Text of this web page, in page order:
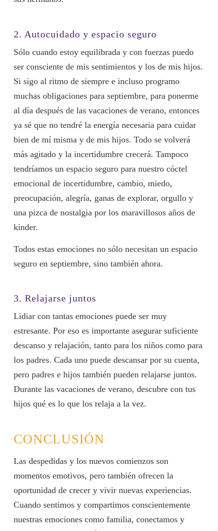
2. Autocuidado y espacio seguro
Sólo cuando estoy equilibrada y con fuerzas puedo
ser consciente de mis sentimientos y los de mis hijos.
Si sigo al ritmo de siempre e incluso programo
muchas obligaciones para septiembre, para ponerme
al día después de las vacaciones de verano, entonces
ya sé que no tendré la energía necesaria para cuidar
bien de mí misma y de mis hijos. Todo se volverá
más agitado y la incertidumbre crecerá. Tampoco
tendríamos un espacio seguro para nuestro cóctel
emocional de incertidumbre, cambio, miedo,
preocupación, alegría, ganas de explorar, orgullo y
una pizca de nostalgia por los maravillosos años de
kinder.
Todos estas emociones no sólo necesitan un espacio
seguro en septiembre, sino también ahora.
3. Relajarse juntos
Lidiar con tantas emociones puede ser muy
estresante. Por eso es importante asegurar suficiente
descanso y relajación, tanto para los niños como para
los padres. Cada uno puede descansar por su cuenta,
pero padres e hijos también pueden relajarse juntos.
Durante las vacaciones de verano, descubre con tus
hijos qué es lo que los relaja a la vez.
CONCLUSIÓN
Las despedidas y los nuevos comienzos son
momentos emotivos, pero también ofrecen la
oportunidad de crecer y vivir nuevas experiencias.
Cuando sentimos y compartimos conscientemente
nuestras emociones como familia, conectamos y